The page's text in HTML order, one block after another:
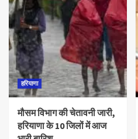
हरियाणा
मौसम विभाग की चेतावनी जारी,
हरियाणा के 10 जिलों में आज